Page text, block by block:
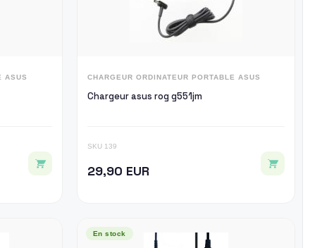
ASUS CHARGEUR ORDINATEUR PORTABLE ASUS
Chargeur asus rog g551jm
SKU 139
29,90 EUR
En stock